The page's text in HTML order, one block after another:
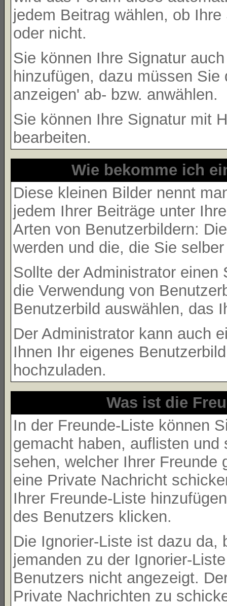
jedem Beitrag wählen, ob
oder nicht.
Sie können Ihre Signatur
hinzufügen, dazu müssen
anzeigen' ab- bzw. anwählen.
Sie können Ihre Signatur mit
bearbeiten.
Wie bekomme ich
Diese kleinen Bilder nennt
jedem Ihrer Beiträge unter
Arten von Benutzerbildern:
werden und die, die Sie
Sollte der Administrator
die Verwendung von
Benutzerbild auswählen, das
Der Administrator kann auch
Ihnen Ihr eigenes
hochzuladen.
Was ist die
In der Freunde-Liste können
gemacht haben, auflisten
sehen, welcher Ihrer Freunde
eine Private Nachricht
Ihrer Freunde-Liste
des Benutzers klicken.
Die Ignorier-Liste ist dazu da,
jemanden zu der Ignorier-
Benutzers nicht angezeigt.
Private Nachrichten zu